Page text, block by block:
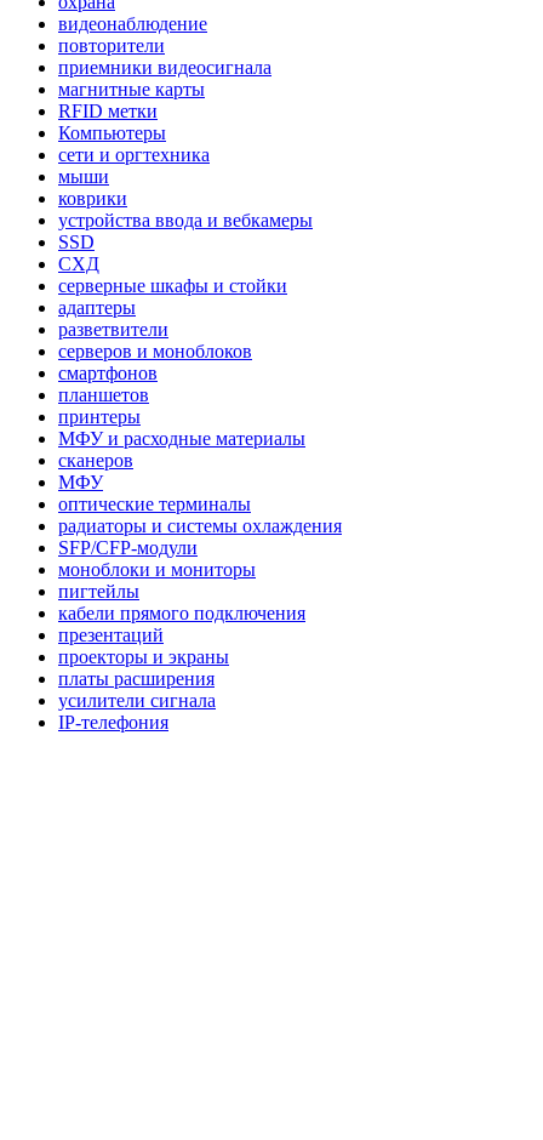
видеонаблюдение
повторители
приемники видеосигнала
магнитные карты
RFID метки
Компьютеры
сети и оргтехника
мыши
коврики
устройства ввода и вебкамеры
SSD
СХД
серверные шкафы и стойки
адаптеры
разветвители
серверов и моноблоков
смартфонов
планшетов
принтеры
МФУ и расходные материалы
сканеров
МФУ
оптические терминалы
радиаторы и системы охлаждения
SFP/CFP-модули
моноблоки и мониторы
пигтейлы
кабели прямого подключения
презентаций
проекторы и экраны
платы расширения
усилители сигнала
IP-телефония